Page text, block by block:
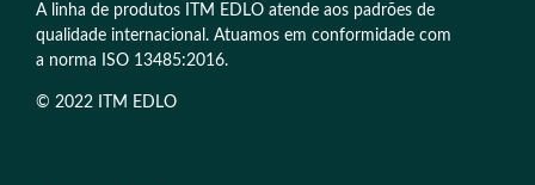
A linha de produtos ITM EDLO atende aos padrões de
qualidade internacional. Atuamos em conformidade com
a norma ISO 13485:2016.
© 2022 ITM EDLO